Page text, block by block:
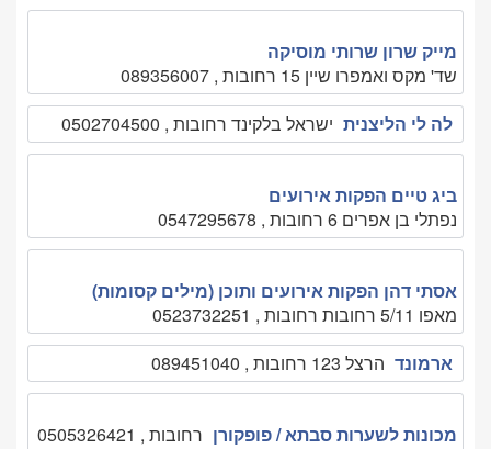
מייק שרון שרותי מוסיקה
שד' מקס ואמפרו שיין 15 רחובות , 089356007
לה לי הליצנית ישראל בלקינד רחובות , 0502704500
ביג טיים הפקות אירועים
נפתלי בן אפרים 6 רחובות , 0547295678
אסתי דהן הפקות אירועים ותוכן (מילים קסומות)
מאפו 5/11 רחובות רחובות , 0523732251
ארמונד הרצל 123 רחובות , 089451040
מכונות לשערות סבתא / פופקורן רחובות , 0505326421